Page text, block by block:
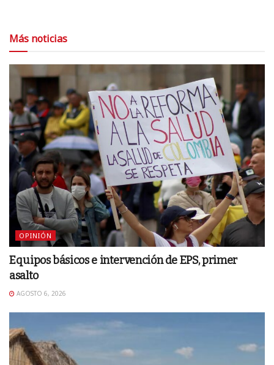
Más noticias
OPINIÓN
Equipos básicos e intervención de EPS, primer
asalto
AGOSTO 6, 2026